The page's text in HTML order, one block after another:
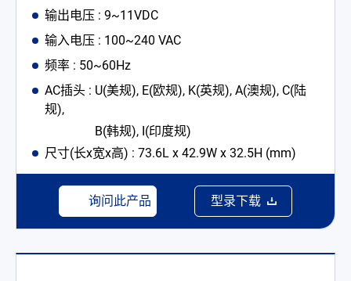
输出电压 : 9~11VDC
输入电压 : 100~240 VAC
频率 : 50~60Hz
AC插头 : U(美规), E(欧规), K(英规), A(澳规), C(陆
规),
B(韩规), I(印度规)
尺寸(长x宽x高) : 73.6L x 42.9W x 32.5H (mm)
询问此产品 型录下载